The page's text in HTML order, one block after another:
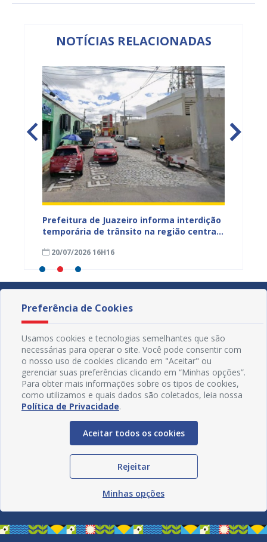
NOTÍCIAS RELACIONADAS
Prefeitura de Juazeiro informa interdição
temporária de trânsito na região central
20/07/2026 16H16
Redes Sociais
Preferência de Cookies
Usamos cookies e tecnologias semelhantes que são
necessárias para operar o site. Você pode consentir com
o nosso uso de cookies clicando em "Aceitar" ou
gerenciar suas preferências clicando em “Minhas opções”.
Para obter mais informações sobre os tipos de cookies,
como utilizamos e quais dados são coletados, leia nossa
Política de Privacidade.
Aceitar todos os cookies
Rejeitar
Minhas opções